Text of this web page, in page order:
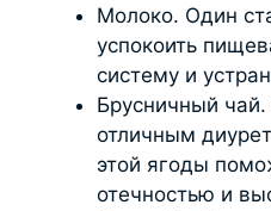
Молоко. Один
успокоить
систему и
Брусничный чай.
отличным
этой ягоды
отечностью и